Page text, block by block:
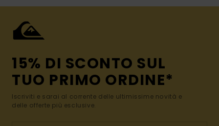
15% DI SCONTO SUL
TUO PRIMO ORDINE*
Iscriviti e sarai al corrente delle ultimissime novità e
delle offerte più esclusive.